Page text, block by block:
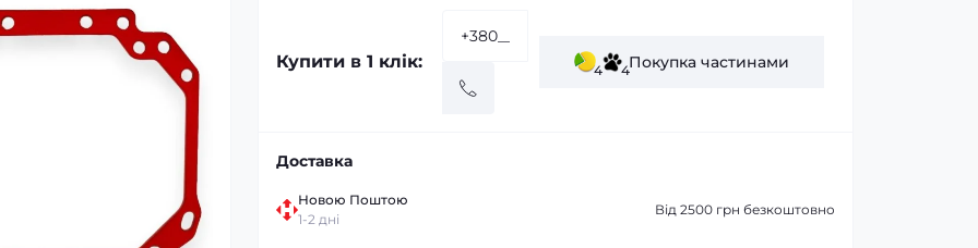
Купити в 1 клік: 4 4Покупка частинами
Доставка
Новою Поштою
1-2 дні
Від 2500 грн безкоштовно